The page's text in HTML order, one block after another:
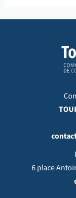
6 place